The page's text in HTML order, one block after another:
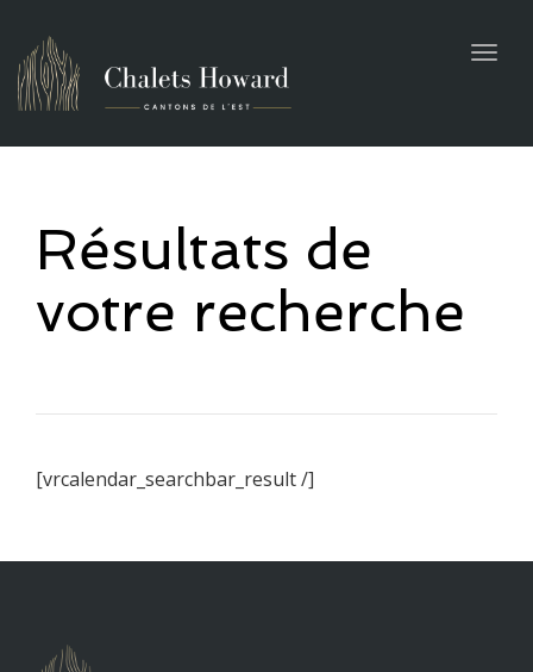
Résultats de
votre recherche
[vrcalendar_searchbar_result /]